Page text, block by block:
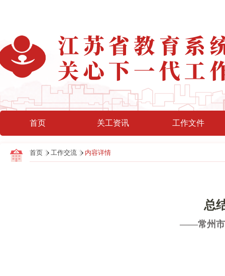
首页 关工资讯 工作文件
首页 工作交流 内容详情
总
——常州市